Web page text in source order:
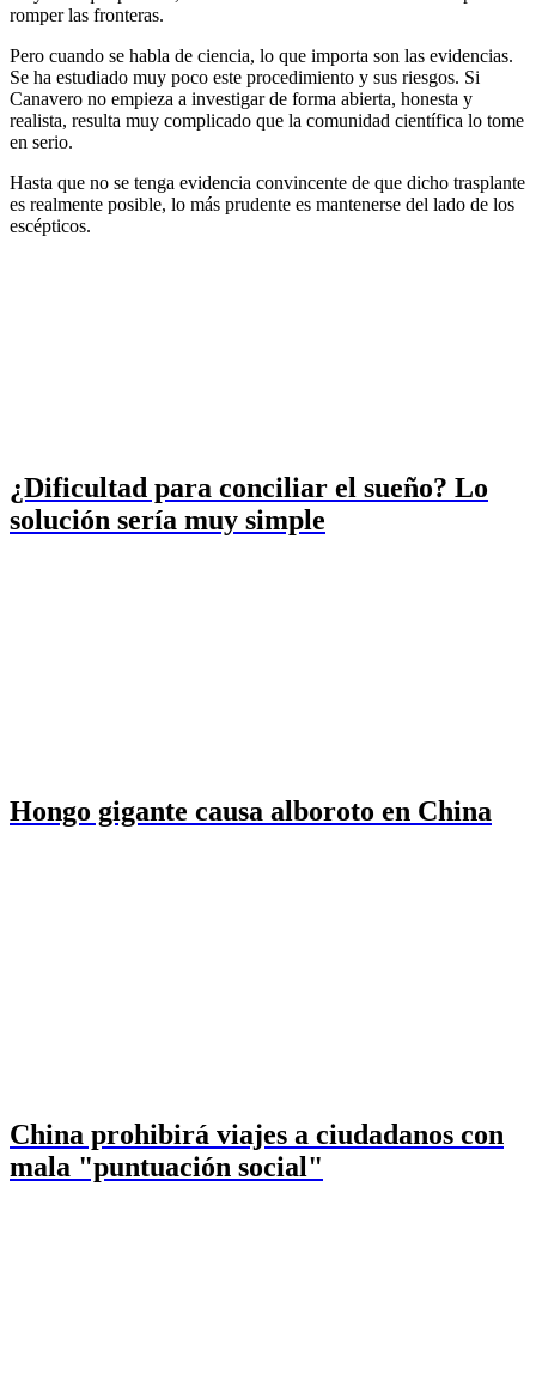
romper las fronteras.
Pero cuando se habla de ciencia, lo que importa son las evidencias.
Se ha estudiado muy poco este procedimiento y sus riesgos. Si
Canavero no empieza a investigar de forma abierta, honesta y
realista, resulta muy complicado que la comunidad científica lo tome
en serio.
Hasta que no se tenga evidencia convincente de que dicho trasplante
es realmente posible, lo más prudente es mantenerse del lado de los
escépticos.
¿Dificultad para conciliar el sueño? Lo
solución sería muy simple
Hongo gigante causa alboroto en China
China prohibirá viajes a ciudadanos con
mala "puntuación social"